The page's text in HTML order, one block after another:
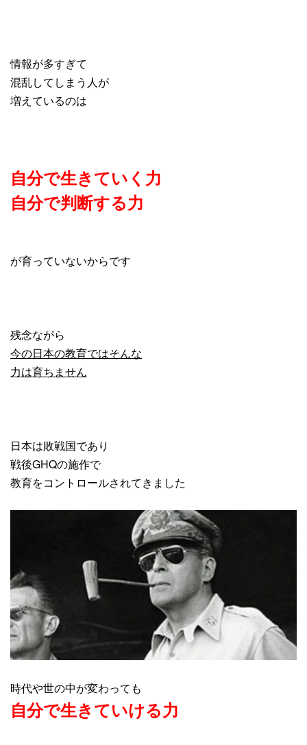
情報が多すぎて
混乱してしまう人が
増えているのは
自分で生きていく力
自分で判断する力
が育っていないからです
残念ながら
今の日本の教育ではそんな
力は育ちません
日本は敗戦国であり
戦後GHQの施作で
教育をコントロールされてきました
時代や世の中が変わっても
自分で生きていける力